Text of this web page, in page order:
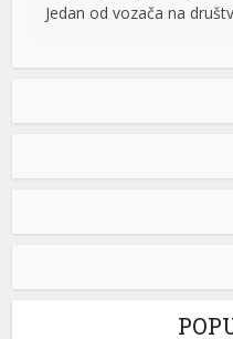
Jedan od vozača na
Pripremite kišobrane:
Stanovnike Republike
u poslijepodnevnim i
preovladavaće pretežno